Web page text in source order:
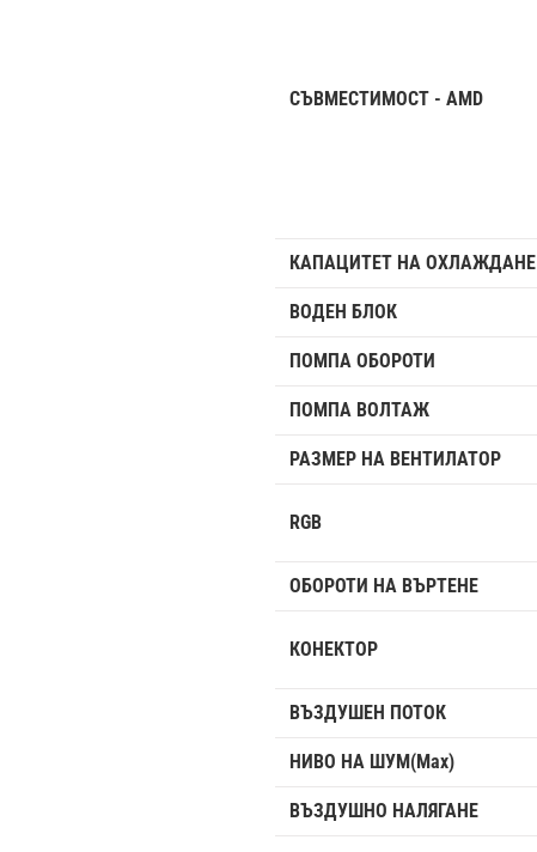
СЪВМЕСТИМОСТ - AMD
КАПАЦИТЕТ НА ОХЛАЖДАНЕ
ВОДЕН БЛОК
ПОМПА ОБОРОТИ
ПОМПА ВОЛТАЖ
РАЗМЕР НА ВЕНТИЛАТОР
RGB
ОБОРОТИ НА ВЪРТЕНЕ
КОНЕКТОР
ВЪЗДУШЕН ПОТОК
НИВО НА ШУМ(Max)
ВЪЗДУШНО НАЛЯГАНЕ